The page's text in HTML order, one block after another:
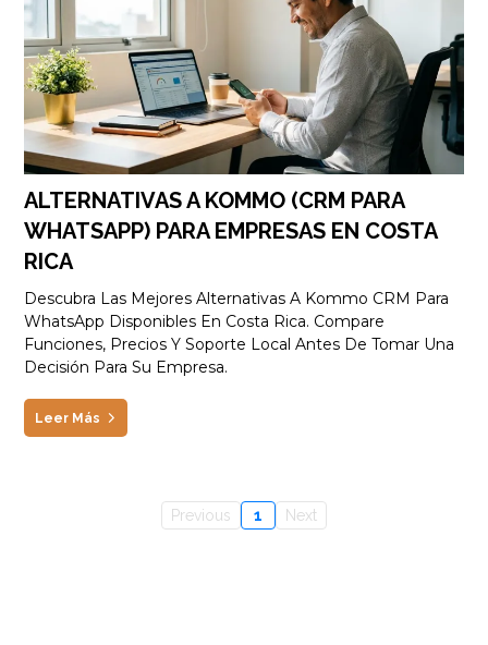
ALTERNATIVAS A KOMMO (CRM PARA
WHATSAPP) PARA EMPRESAS EN COSTA
RICA
Descubra Las Mejores Alternativas A Kommo CRM Para
WhatsApp Disponibles En Costa Rica. Compare
Funciones, Precios Y Soporte Local Antes De Tomar Una
Decisión Para Su Empresa.
Leer Más
Previous 1 Next